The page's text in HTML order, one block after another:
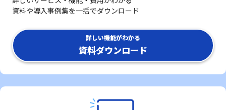
資料や導入事例集を一括でダウンロード
詳しい機能がわかる
資料ダウンロード